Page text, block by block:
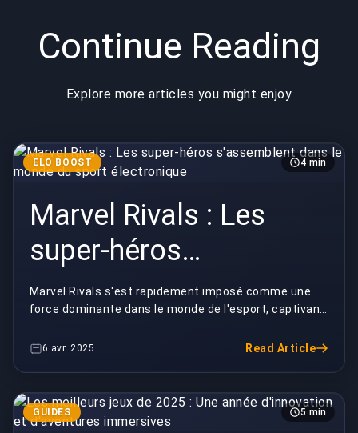
Continue Reading
Explore more articles you might enjoy
ELO BOOST 4 min
Marvel Rivals : Les
super-héros
s'assemblent dans le
monde du sport
électronique
Marvel Rivals s'est rapidement imposé comme une
force dominante dans le monde de l'esport, captivant
des millions de joueurs et de spectateurs. Avec s...
6 avr. 2025 Read Article
GUIDES 5 min